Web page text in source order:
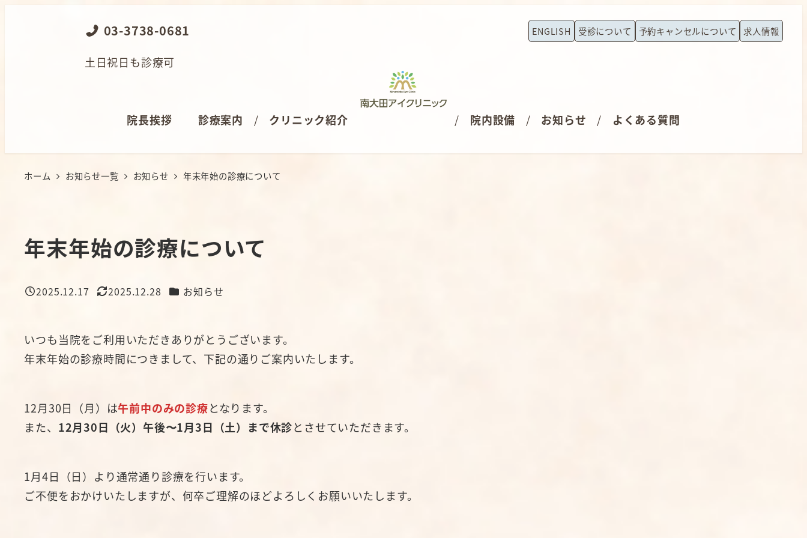
ENGLISH 受診について 予約キャンセルについて 求人情報
03-3738-0681
土日祝日も診療可
院長挨拶 診療案内 クリニック紹介 院内設備 お知らせ よくある質問
ホーム お知らせ一覧 お知らせ 年末年始の診療について
年末年始の診療について
投稿日
2025.12.17
更新日
2025.12.28 カテゴリー
お知らせ
いつも当院をご利用いただきありがとうございます。
年末年始の診療時間につきまして、下記の通りご案内いたします。
12月30日（月）は午前中のみの診療となります。
また、 12月30日（火）午後〜1月3日（土）まで休診とさせていただきます。
1月4日（日）より通常通り診療を行います。
ご不便をおかけいたしますが、何卒ご理解のほどよろしくお願いいたします。